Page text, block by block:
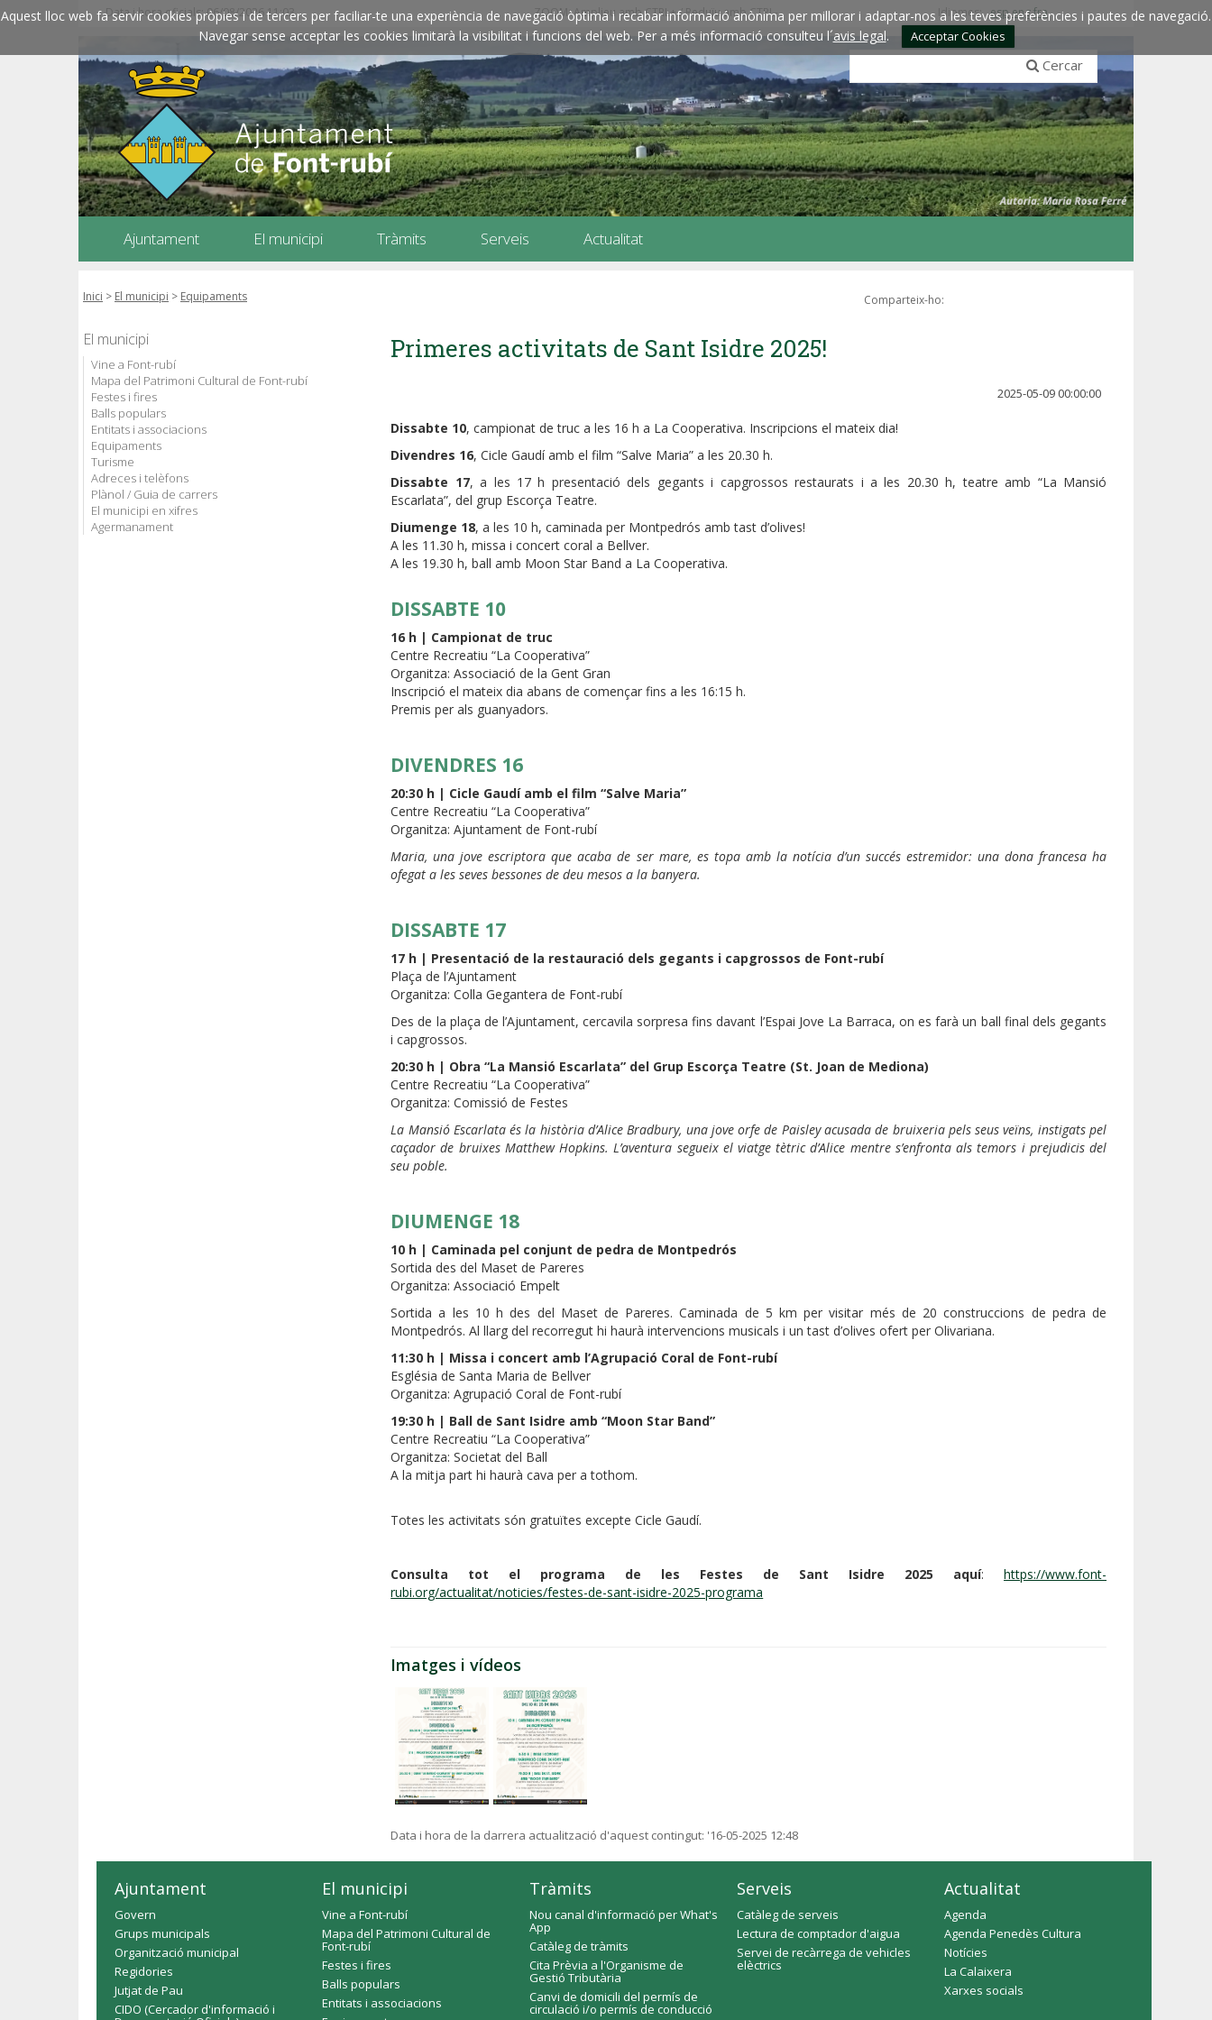
Aquest lloc web fa servir cookies pròpies i de tercers per faciliar-te una experiència de navegació òptima i recabar informació anònima per millorar i adaptar-nos a les teves preferències i pautes de navegació.
Navegar sense acceptar les cookies limitarà la visibilitat i funcions del web. Per a més informació consulteu l´avis legal. Acceptar Cookies
Data i hora oficials: 06/08/2026 11:03 ZOOM: Amplieu amb CTRL+ / Reduïu amb CTRL- Idiomes:esp engfra
Cercar
Ajuntament El municipi Tràmits Serveis Actualitat
Inici > El municipi > Equipaments Comparteix-ho:
El municipi
Vine a Font-rubí
Mapa del Patrimoni Cultural de Font-rubí
Festes i fires
Balls populars
Entitats i associacions
Equipaments
Turisme
Adreces i telèfons
Plànol / Guia de carrers
El municipi en xifres
Agermanament
Primeres activitats de Sant Isidre 2025!
2025-05-09 00:00:00
Dissabte 10, campionat de truc a les 16 h a La Cooperativa. Inscripcions el mateix dia!
Divendres 16, Cicle Gaudí amb el film “Salve Maria” a les 20.30 h.
Dissabte 17, a les 17 h presentació dels gegants i capgrossos restaurats i a les 20.30 h, teatre amb “La Mansió
Escarlata”, del grup Escorça Teatre.
Diumenge 18, a les 10 h, caminada per Montpedrós amb tast d’olives!
A les 11.30 h, missa i concert coral a Bellver.
A les 19.30 h, ball amb Moon Star Band a La Cooperativa.
DISSABTE 10
16 h | Campionat de truc
Centre Recreatiu “La Cooperativa”
Organitza: Associació de la Gent Gran
Inscripció el mateix dia abans de començar fins a les 16:15 h.
Premis per als guanyadors.
DIVENDRES 16
20:30 h | Cicle Gaudí amb el film “Salve Maria”
Centre Recreatiu “La Cooperativa”
Organitza: Ajuntament de Font-rubí
Maria, una jove escriptora que acaba de ser mare, es topa amb la notícia d’un succés estremidor: una dona francesa ha
ofegat a les seves bessones de deu mesos a la banyera.
DISSABTE 17
17 h | Presentació de la restauració dels gegants i capgrossos de Font-rubí
Plaça de l’Ajuntament
Organitza: Colla Gegantera de Font-rubí
Des de la plaça de l’Ajuntament, cercavila sorpresa fins davant l’Espai Jove La Barraca, on es farà un ball final dels gegants
i capgrossos.
20:30 h | Obra “La Mansió Escarlata” del Grup Escorça Teatre (St. Joan de Mediona)
Centre Recreatiu “La Cooperativa”
Organitza: Comissió de Festes
La Mansió Escarlata és la història d’Alice Bradbury, una jove orfe de Paisley acusada de bruixeria pels seus veïns, instigats pel
caçador de bruixes Matthew Hopkins. L’aventura segueix el viatge tètric d’Alice mentre s’enfronta als temors i prejudicis del
seu poble.
DIUMENGE 18
10 h | Caminada pel conjunt de pedra de Montpedrós
Sortida des del Maset de Pareres
Organitza: Associació Empelt
Sortida a les 10 h des del Maset de Pareres. Caminada de 5 km per visitar més de 20 construccions de pedra de
Montpedrós. Al llarg del recorregut hi haurà intervencions musicals i un tast d’olives ofert per Olivariana.
11:30 h | Missa i concert amb l’Agrupació Coral de Font-rubí
Església de Santa Maria de Bellver
Organitza: Agrupació Coral de Font-rubí
19:30 h | Ball de Sant Isidre amb “Moon Star Band”
Centre Recreatiu “La Cooperativa”
Organitza: Societat del Ball
A la mitja part hi haurà cava per a tothom.
Totes les activitats són gratuïtes excepte Cicle Gaudí.
Consulta tot el programa de les Festes de Sant Isidre 2025 aquí:https://www.font-
rubi.org/actualitat/noticies/festes-de-sant-isidre-2025-programa
Imatges i vídeos
Data i hora de la darrera actualització d'aquest contingut: '16-05-2025 12:48
Ajuntament
Govern
Grups municipals
Organització municipal
Regidories
Jutjat de Pau
CIDO (Cercador d'informació i
El municipi
Vine a Font-rubí
Mapa del Patrimoni Cultural de
Font-rubí
Festes i fires
Balls populars
Entitats i associacions
Tràmits
Nou canal d'informació per What's
App
Catàleg de tràmits
Cita Prèvia a l'Organisme de
Gestió Tributària
Canvi de domicili del permís de
circulació i/o permís de conducció
Serveis
Catàleg de serveis
Lectura de comptador d'aigua
Servei de recàrrega de vehicles
elèctrics
Actualitat
Agenda
Agenda Penedès Cultura
Notícies
La Calaixera
Xarxes socials